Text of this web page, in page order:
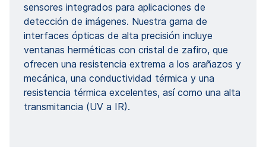
sensores integrados para aplicaciones de
detección de imágenes. Nuestra gama de
interfaces ópticas de alta precisión incluye
ventanas herméticas con cristal de zafiro, que
ofrecen una resistencia extrema a los arañazos y
mecánica, una conductividad térmica y una
resistencia térmica excelentes, así como una alta
transmitancia (UV a IR).